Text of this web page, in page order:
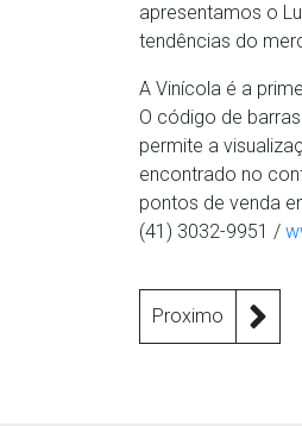
apresentamos o
tendências do
A Vinícola é a
O código de
permite a
encontrado no
pontos de venda
(41) 3032-9951 /
Proximo